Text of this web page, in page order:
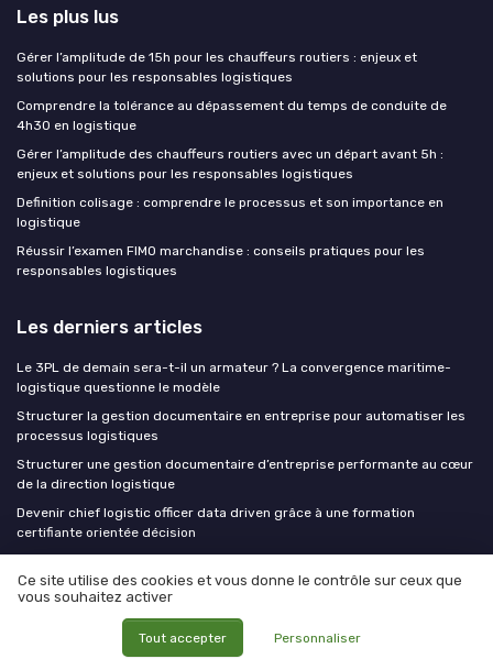
Les plus lus
Gérer l’amplitude de 15h pour les chauffeurs routiers : enjeux et
solutions pour les responsables logistiques
Comprendre la tolérance au dépassement du temps de conduite de
4h30 en logistique
Gérer l’amplitude des chauffeurs routiers avec un départ avant 5h :
enjeux et solutions pour les responsables logistiques
Definition colisage : comprendre le processus et son importance en
logistique
Réussir l’examen FIMO marchandise : conseils pratiques pour les
responsables logistiques
Les derniers articles
Le 3PL de demain sera-t-il un armateur ? La convergence maritime-
logistique questionne le modèle
Structurer la gestion documentaire en entreprise pour automatiser les
processus logistiques
Structurer une gestion documentaire d’entreprise performante au cœur
de la direction logistique
Devenir chief logistic officer data driven grâce à une formation
certifiante orientée décision
yaourt en France
CLO at WORK !
Ce site utilise des cookies et vous donne le contrôle sur ceux que
vous souhaitez activer
Tout accepter Personnaliser